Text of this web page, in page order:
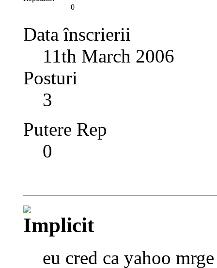
0
Data înscrierii
11th March 2006
Posturi
3
Putere Rep
0
eu cred ca yahoo